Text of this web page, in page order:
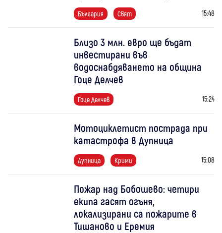
България Свят 15:48
Близо 3 млн. евро ще бъдат
инвестирани във
водоснабдяването на община
Гоце Делчев
Гоце Делчев 15:24
Мотоциклетист пострада при
катастрофа в Дупница
Дупница Крими 15:08
Пожар над Бобошево: четири
екипа гасят огъня,
локализирани са пожарите в
Тишаново и Еремия